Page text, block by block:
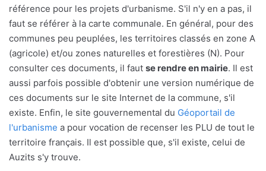
référence pour les projets d'urbanisme. S'il n'y en a pas, il
faut se référer à la carte communale. En général, pour des
communes peu peuplées, les territoires classés en zone A
(agricole) et/ou zones naturelles et forestières (N). Pour
consulter ces documents, il faut se rendre en mairie. Il est
aussi parfois possible d'obtenir une version numérique de
ces documents sur le site Internet de la commune, s'il
existe. Enfin, le site gouvernemental du Géoportail de
l'urbanisme a pour vocation de recenser les PLU de tout le
territoire français. Il est possible que, s'il existe, celui de
Auzits s'y trouve.